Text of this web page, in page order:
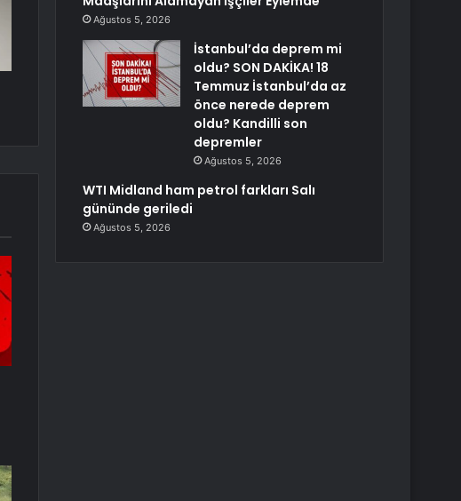
Ağustos 5, 2026
İstanbul’da deprem mi
oldu? SON DAKİKA! 18
Temmuz İstanbul’da az
önce nerede deprem
oldu? Kandilli son
depremler
Ağustos 5, 2026
WTI Midland ham petrol farkları Salı
gününde geriledi
Ağustos 5, 2026